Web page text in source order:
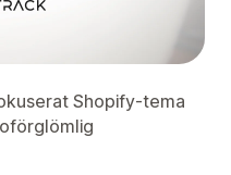
Shopify-tema